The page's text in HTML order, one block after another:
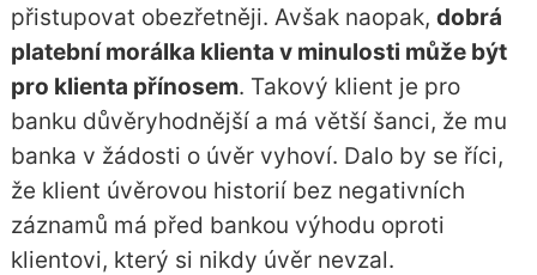
přistupovat obezřetněji. Avšak naopak, dobrá
platební morálka klienta v minulosti může být
pro klienta přínosem. Takový klient je pro
banku důvěryhodnější a má větší šanci, že mu
banka v žádosti o úvěr vyhoví. Dalo by se říci,
že klient úvěrovou historií bez negativních
záznamů má před bankou výhodu oproti
klientovi, který si nikdy úvěr nevzal.